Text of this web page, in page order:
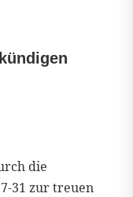
die
31 zur treuen